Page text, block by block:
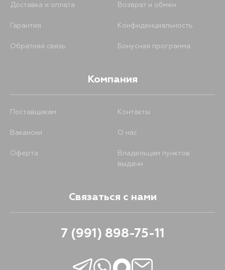
Доставка и оплата Возврат и обмен
Гарантия Конфиденциальность
Обратная связь Бонусная программа
Компания
Поставщикам Контакты
Вакансии О нас
Оферта
Владельцам пунктов
выдачи
Связаться с нами
7 (991) 898-75-11